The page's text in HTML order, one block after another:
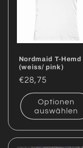
Nordmaid T-Hemd
(weiss/ pink)
Normaler
Preis
€28,75
Optionen
auswählen